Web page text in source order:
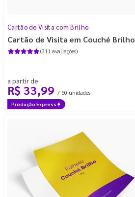
Cartão de Visita com Brilho
Cartão de Visita em Couché Brilho
(311 avaliações)
a partir de
R$ 33,99 / 50 unidades
Produção Express